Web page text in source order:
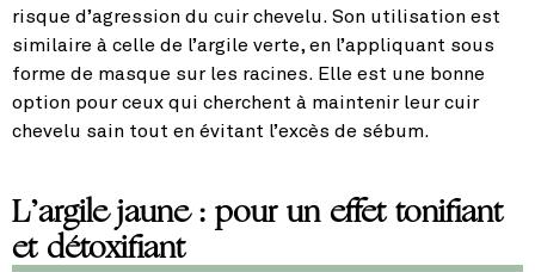
risque d’agression du cuir chevelu. Son utilisation est
similaire à celle de l’argile verte, en l’appliquant sous
forme de masque sur les racines. Elle est une bonne
option pour ceux qui cherchent à maintenir leur cuir
chevelu sain tout en évitant l’excès de sébum.
L’argile jaune : pour un effet tonifiant
et détoxifiant